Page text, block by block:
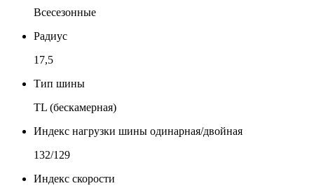
Всесезонные
Радиус
17,5
Тип шины
TL (бескамерная)
Индекс нагрузки шины одинарная/двойная
132/129
Индекс скорости